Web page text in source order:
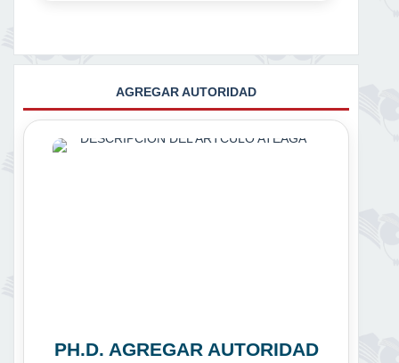
AGREGAR AUTORIDAD
PH.D. AGREGAR AUTORIDAD